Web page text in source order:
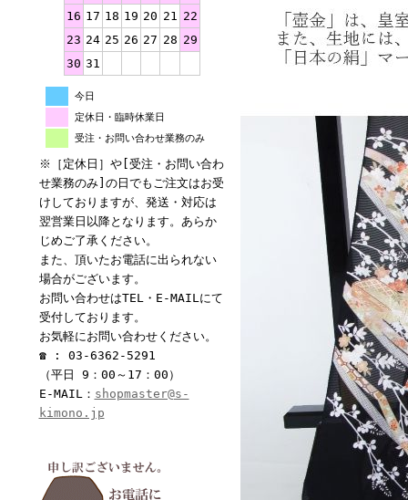
16 17 18 19 20 21 22
23 24 25 26 27 28 29
30 31
今日
定休日・臨時休業日
受注・お問い合わせ業務のみ
※［定休日］や[受注・お問い合わ
せ業務のみ]の日でもご注文はお受
けしておりますが、発送・対応は
翌営業日以降となります。あらか
じめご了承ください。
また、頂いたお電話に出られない
場合がございます。
お問い合わせはTEL・E-MAILにて
受付しております。
お気軽にお問い合わせください。
☎ : 03-6362-5291
（平日 9：00～17：00）
E-MAIL： shopmaster@s-
kimono.jp